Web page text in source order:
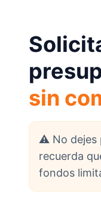
sin
⚠️ No dejes
recuerda
fondos